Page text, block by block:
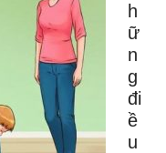
h
ữ
n
g
đi
ề
u